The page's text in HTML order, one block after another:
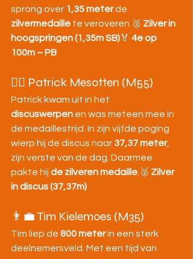
sprong over 1,35 meter de
zilvermedaille te veroveren.🥈 Zilver in
hoogspringen (1,35m SB)🏅 4e op
100m – PB
🧔‍♂️ Patrick Mesotten (M55)
Patrick kwam uit in het
discuswerpen en was meteen mee in
de medaillestrijd. In zijn vijfde poging
wierp hij de discus naar 37,37 meter,
zijn verste van de dag. Daarmee
pakte hij de zilveren medaille .🥈 Zilver
in discus (37,37m)
👨‍💼 Tim Kielemoes (M35)
Tim liep de 800 meter in een sterk
deelnemersveld. Met een tijd van